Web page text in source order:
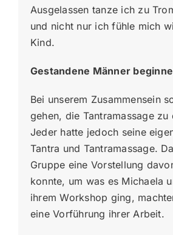
Ausgelassen tanze ich zu
und nicht nur ich fühle mich
Kind.
Gestandene Männer
Bei unserem Zusammensein
gehen, die Tantramassage zu
Jeder hatte jedoch seine
Tantra und Tantramassage.
Gruppe eine Vorstellung
konnte, um was es Michaela
ihrem Workshop ging,
eine Vorführung ihrer Arbeit.